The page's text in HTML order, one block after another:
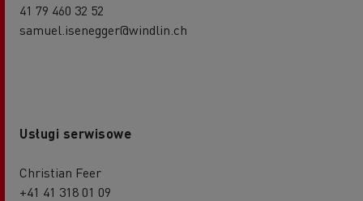
41 79 460 32 52
samuel.isenegger@windlin.ch
Usługi serwisowe
Christian Feer
+41 41 318 01 09